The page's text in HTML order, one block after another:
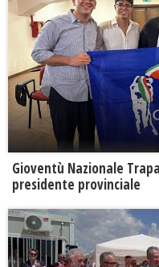
Gioventù Nazionale
presidente provinciale